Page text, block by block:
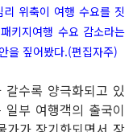
위축이 여행 수요를 짓
키지여행 수요 감소라는
을 짚어봤다.(편집자주)
수록 양극화되고 있
부 여행객의 출국이